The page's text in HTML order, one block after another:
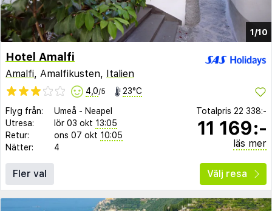
1/10
Hotel Amalfi
Amalfi, Amalfikusten, Italien
4,0/5 23°C
Flyg från: Umeå - Neapel
Utresa:
lör 03 okt 13:05
Retur:
ons 07 okt 10:05
Nätter:
4
Totalpris 22 338:-
11 169:-
läs mer
Fler val Välj resa